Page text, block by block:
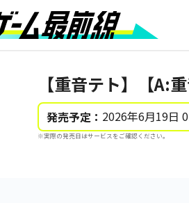
【重音テト】【A:
発売予定： 2026年6月19日
※実際の発売日はサービスをご確認ください。